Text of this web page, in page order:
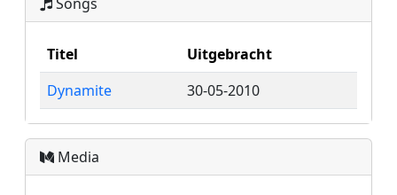
Titel
Uitgebracht
Dynamite
30-05-2010
Media